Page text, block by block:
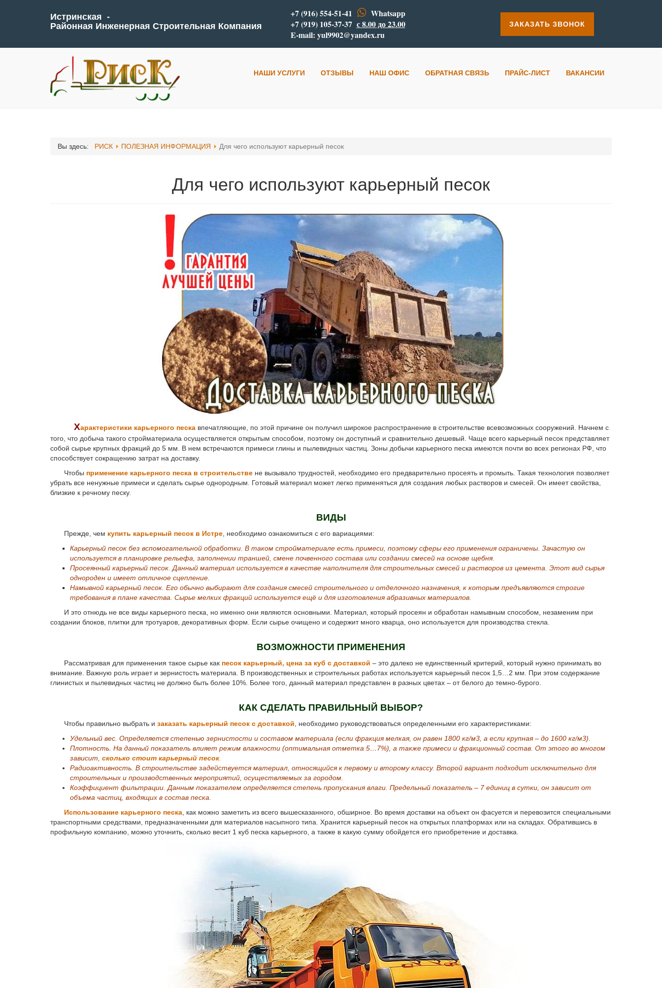
Истринская -
Районная Инженерная Строительная Компания
+7 (916) 554-51-41
Whatsapp
+7 (919) 105-37-37 с 8.00 до 23.00
E-mail: yul9902@yandex.ru
ЗАКАЗАТЬ ЗВОНОК
НАШИ УСЛУГИ ОТЗЫВЫ НАШ ОФИС ОБРАТНАЯ СВЯЗЬ ПРАЙС-ЛИСТ ВАКАНСИИ
Вы здесь: РИСК ПОЛЕЗНАЯ ИНФОРМАЦИЯ Для чего используют карьерный песок
Для чего используют карьерный песок
Характеристики карьерного песка впечатляющие, по этой причине он получил широкое распространение в строительстве всевозможных сооружений. Начнем с
того, что добыча такого стройматериала осуществляется открытым способом, поэтому он доступный и сравнительно дешевый. Чаще всего карьерный песок представляет
собой сырье крупных фракций до 5 мм. В нем встречаются примеси глины и пылевидных частиц. Зоны добычи карьерного песка имеются почти во всех регионах РФ, что
способствует сокращению затрат на доставку.
Чтобы применение карьерного песка в строительстве не вызывало трудностей, необходимо его предварительно просеять и промыть. Такая технология позволяет
убрать все ненужные примеси и сделать сырье однородным. Готовый материал может легко применяться для создания любых растворов и смесей. Он имеет свойства,
близкие к речному песку.
ВИДЫ
Прежде, чем купить карьерный песок в Истре , необходимо ознакомиться с его вариациями:
Карьерный песок без вспомогательной обработки. В таком стройматериале есть примеси, поэтому сферы его применения ограничены. Зачастую он
используется в планировке рельефа, заполнении траншей, смене почвенного состава или создании смесей на основе щебня.
Просеянный карьерный песок. Данный материал используется в качестве наполнителя для строительных смесей и растворов из цемента. Этот вид сырья
однороден и имеет отличное сцепление.
Намывной карьерный песок. Его обычно выбирают для создания смесей строительного и отделочного назначения, к которым предъявляются строгие
требования в плане качества. Сырье мелких фракций используется ещё и для изготовления абразивных материалов.
И это отнюдь не все виды карьерного песка, но именно они являются основными. Материал, который просеян и обработан намывным способом, незаменим при
создании блоков, плитки для тротуаров, декоративных форм. Если сырье очищено и содержит много кварца, оно используется для производства стекла.
ВОЗМОЖНОСТИ ПРИМЕНЕНИЯ
Рассматривая для применения такое сырье как песок карьерный, цена за куб с доставкой – это далеко не единственный критерий, который нужно принимать во
внимание. Важную роль играет и зернистость материала. В производственных и строительных работах используется карьерный песок 1,5…2 мм. При этом содержание
глинистых и пылевидных частиц не должно быть более 10%. Более того, данный материал представлен в разных цветах – от белого до темно-бурого.
КАК СДЕЛАТЬ ПРАВИЛЬНЫЙ ВЫБОР?
Чтобы правильно выбрать и заказать карьерный песок с доставкой , необходимо руководствоваться определенными его характеристиками:
Удельный вес. Определяется степенью зернистости и составом материала (если фракция мелкая, он равен 1800 кг/м3, а если крупная – до 1600 кг/м3).
Плотность. На данный показатель влияет режим влажности (оптимальная отметка 5…7%), а также примеси и фракционный состав. От этого во многом
зависит, сколько стоит карьерный песок.
Радиоактивность. В строительстве задействуется материал, относящийся к первому и второму классу. Второй вариант подходит исключительно для
строительных и производственных мероприятий, осуществляемых за городом.
Коэффициент фильтрации. Данным показателем определяется степень пропускания влаги. Предельный показатель – 7 единиц в сутки, он зависит от
объема частиц, входящих в состав песка.
Использование карьерного песка , как можно заметить из всего вышесказанного, обширное. Во время доставки на объект он фасуется и перевозится специальными
транспортными средствами, предназначенными для материалов насыпного типа. Хранится карьерный песок на открытых платформах или на складах. Обратившись в
профильную компанию, можно уточнить, сколько весит 1 куб песка карьерного, а также в какую сумму обойдется его приобретение и доставка.